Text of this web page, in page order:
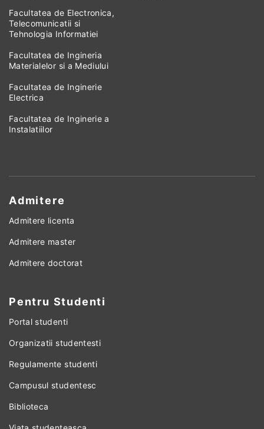
Facultatea de Electronica,
Telecomunicatii si
Tehnologia Informatiei
Facultatea de Ingineria
Materialelor si a Mediului
Facultatea de Inginerie
Electrica
Facultatea de Inginerie a
Instalatiilor
Admitere
Admitere licenta
Admitere master
Admitere doctorat
Pentru Studenti
Portal studenti
Organizatii studentesti
Regulamente studenti
Campusul studentesc
Biblioteca